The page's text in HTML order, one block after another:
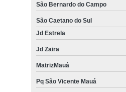
São Bernardo do Campo
São Caetano do Sul
Jd Estrela
Jd Zaira
MatrizMauá
Pq São Vicente Mauá